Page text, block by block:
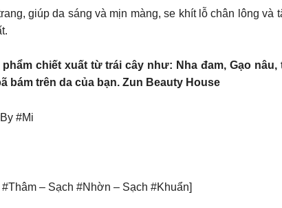
giúp da sáng và mịn màng, se khít lỗ chân lông
chiết xuất từ trái cây như: Nha đam, Gạo
bám trên da của bạn. Zun Beauty House
#Mi
– Sạch #Nhờn – Sạch #Khuẩn]